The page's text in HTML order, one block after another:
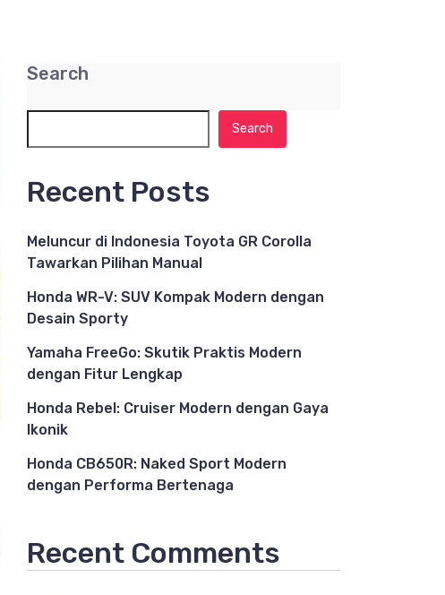
Search
Search
Recent Posts
Meluncur di Indonesia Toyota GR Corolla
Tawarkan Pilihan Manual
Honda WR-V: SUV Kompak Modern dengan
Desain Sporty
Yamaha FreeGo: Skutik Praktis Modern
dengan Fitur Lengkap
Honda Rebel: Cruiser Modern dengan Gaya
Ikonik
Honda CB650R: Naked Sport Modern
dengan Performa Bertenaga
Recent Comments